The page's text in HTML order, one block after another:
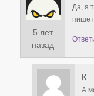
5 лет
назад
Да, я
К
А